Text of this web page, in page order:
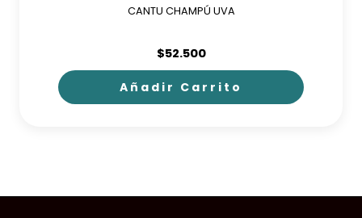
CANTU CHAMPÚ UVA
$52.500
Añadir Carrito